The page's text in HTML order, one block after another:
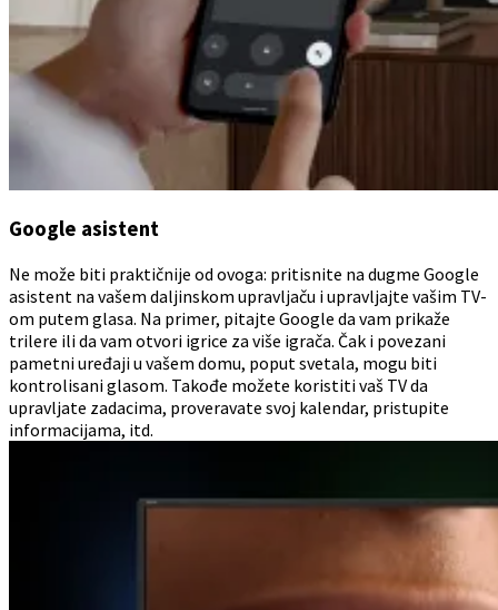
Google asistent
Ne može biti praktičnije od ovoga: pritisnite na dugme Google
asistent na vašem daljinskom upravljaču i upravljajte vašim TV-
om putem glasa. Na primer, pitajte Google da vam prikaže
trilere ili da vam otvori igrice za više igrača. Čak i povezani
pametni uređaji u vašem domu, poput svetala, mogu biti
kontrolisani glasom. Takođe možete koristiti vaš TV da
upravljate zadacima, proveravate svoj kalendar, pristupite
informacijama, itd.